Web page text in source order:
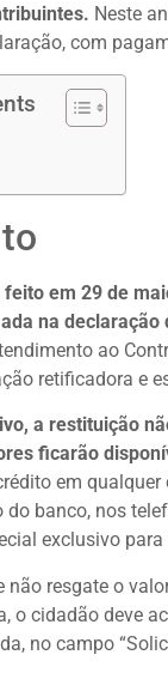
Neste
com
em 29 de
na declaração
ao
retificadora e
a restituição
ficarão
em
do banco, nos
exclusivo
não resgate o
o cidadão deve
no campo